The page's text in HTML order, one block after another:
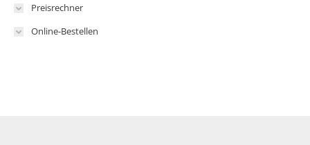
Preisrechner
Online-Bestellen